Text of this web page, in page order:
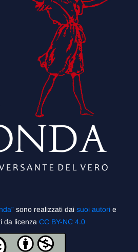
sono realizzati dai suoi autori e
da licenza CC BY-NC 4.0